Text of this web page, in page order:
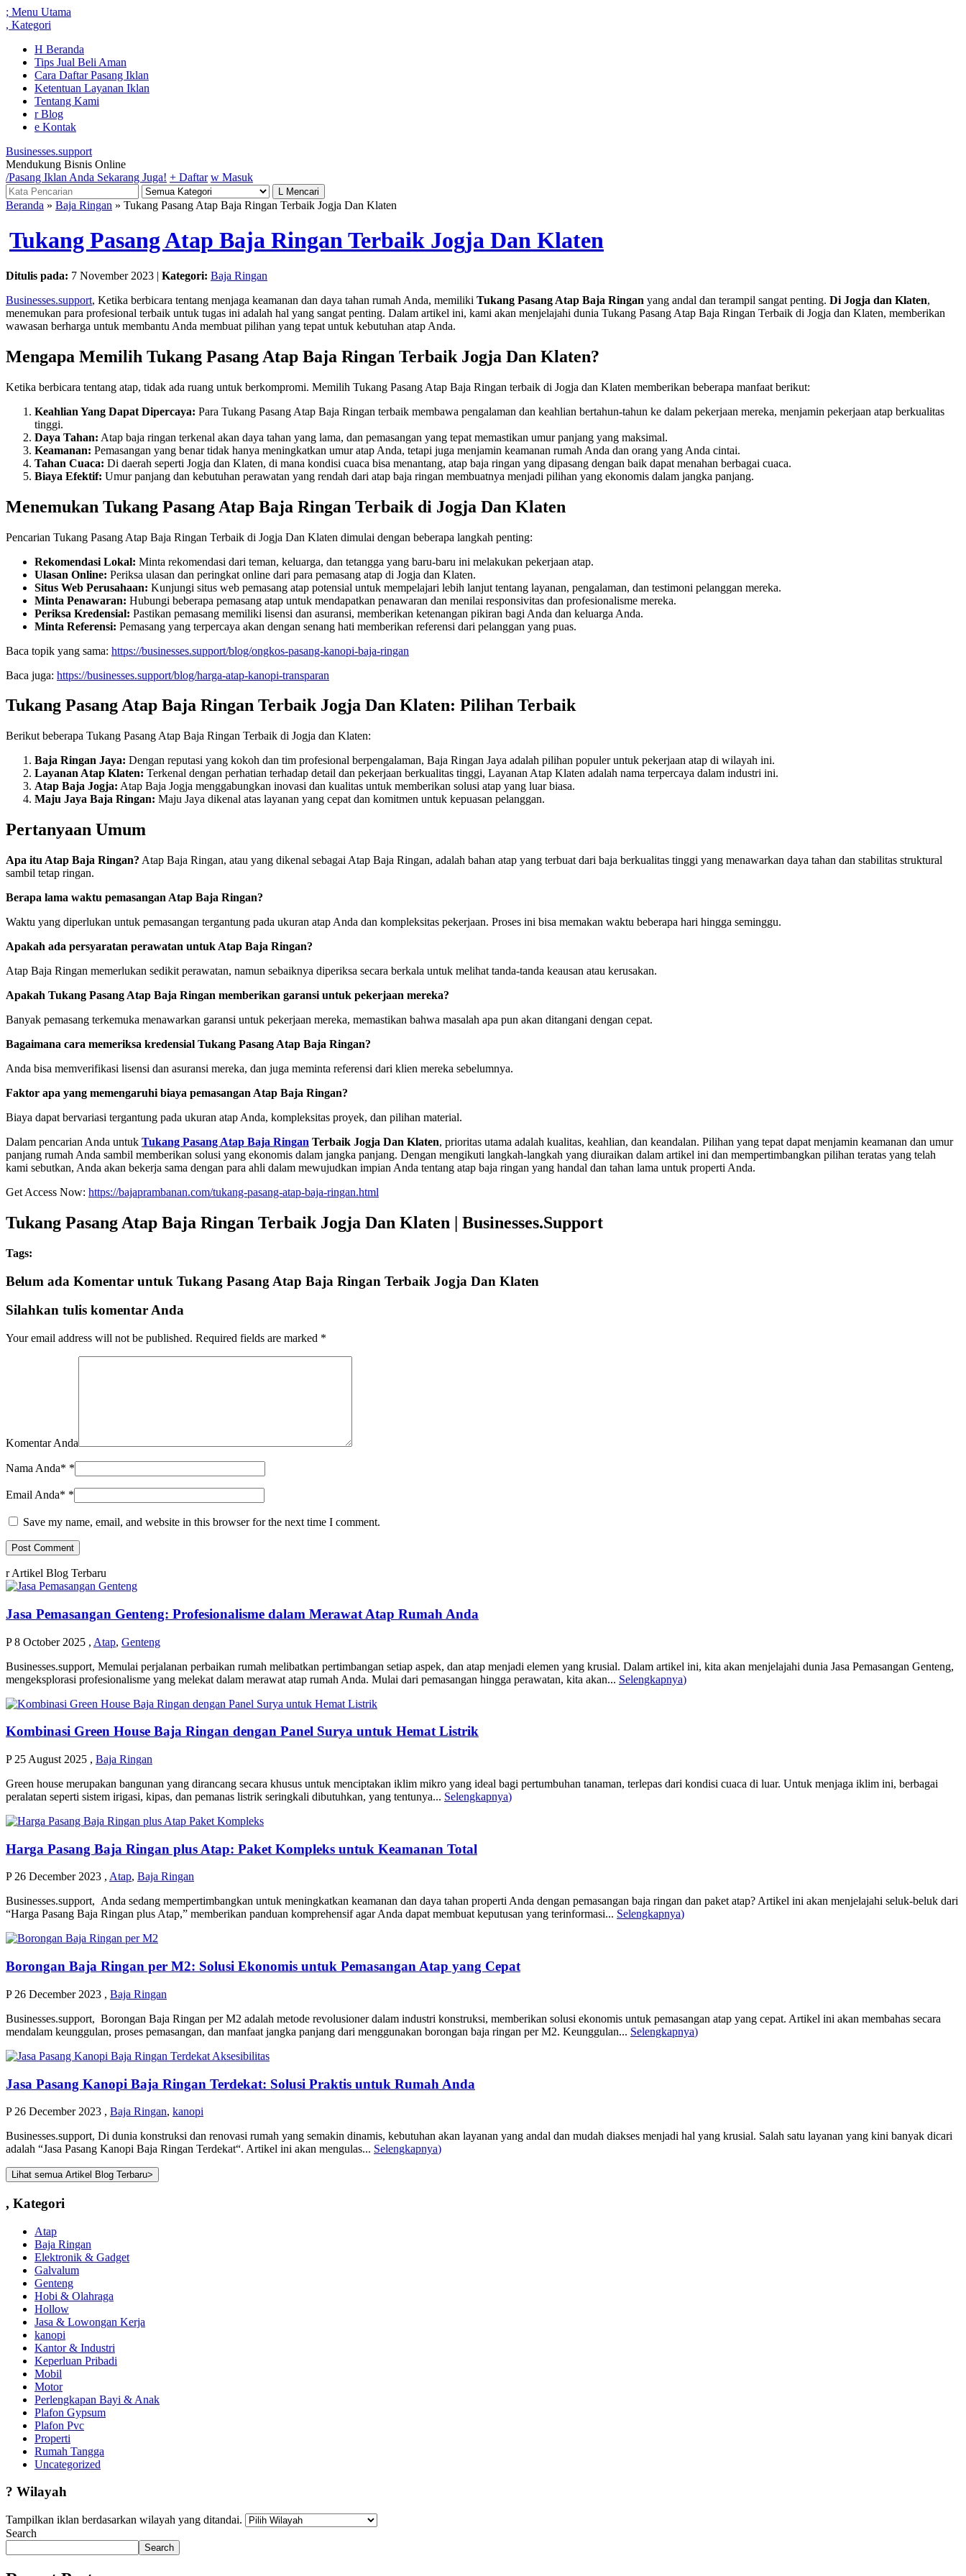
; Menu Utama
, Kategori
H Beranda
Tips Jual Beli Aman
Cara Daftar Pasang Iklan
Ketentuan Layanan Iklan
Tentang Kami
rBlog
e Kontak
Businesses.support
Mendukung Bisnis Online
/Pasang Iklan Anda Sekarang Juga! + Daftar w Masuk
L Mencari
Beranda » Baja Ringan » Tukang Pasang Atap Baja Ringan Terbaik Jogja Dan Klaten
Tukang Pasang Atap Baja Ringan Terbaik Jogja Dan Klaten
Ditulis pada: 7 November 2023 | Kategori: Baja Ringan
Businesses.support, Ketika berbicara tentang menjaga keamanan dan daya tahan rumah Anda, memiliki Tukang Pasang Atap Baja Ringan yang andal dan terampil sangat penting. Di Jogja dan Klaten,
menemukan para profesional terbaik untuk tugas ini adalah hal yang sangat penting. Dalam artikel ini, kami akan menjelajahi dunia Tukang Pasang Atap Baja Ringan Terbaik di Jogja dan Klaten, memberikan
wawasan berharga untuk membantu Anda membuat pilihan yang tepat untuk kebutuhan atap Anda.
Mengapa Memilih Tukang Pasang Atap Baja Ringan Terbaik Jogja Dan Klaten?
Ketika berbicara tentang atap, tidak ada ruang untuk berkompromi. Memilih Tukang Pasang Atap Baja Ringan terbaik di Jogja dan Klaten memberikan beberapa manfaat berikut:
Keahlian Yang Dapat Dipercaya: Para Tukang Pasang Atap Baja Ringan terbaik membawa pengalaman dan keahlian bertahun-tahun ke dalam pekerjaan mereka, menjamin pekerjaan atap berkualitas
tinggi.
Daya Tahan: Atap baja ringan terkenal akan daya tahan yang lama, dan pemasangan yang tepat memastikan umur panjang yang maksimal.
Keamanan: Pemasangan yang benar tidak hanya meningkatkan umur atap Anda, tetapi juga menjamin keamanan rumah Anda dan orang yang Anda cintai.
Tahan Cuaca: Di daerah seperti Jogja dan Klaten, di mana kondisi cuaca bisa menantang, atap baja ringan yang dipasang dengan baik dapat menahan berbagai cuaca.
Biaya Efektif: Umur panjang dan kebutuhan perawatan yang rendah dari atap baja ringan membuatnya menjadi pilihan yang ekonomis dalam jangka panjang.
Menemukan Tukang Pasang Atap Baja Ringan Terbaik di Jogja Dan Klaten
Pencarian Tukang Pasang Atap Baja Ringan Terbaik di Jogja Dan Klaten dimulai dengan beberapa langkah penting:
Rekomendasi Lokal: Minta rekomendasi dari teman, keluarga, dan tetangga yang baru-baru ini melakukan pekerjaan atap.
Ulasan Online: Periksa ulasan dan peringkat online dari para pemasang atap di Jogja dan Klaten.
Situs Web Perusahaan: Kunjungi situs web pemasang atap potensial untuk mempelajari lebih lanjut tentang layanan, pengalaman, dan testimoni pelanggan mereka.
Minta Penawaran: Hubungi beberapa pemasang atap untuk mendapatkan penawaran dan menilai responsivitas dan profesionalisme mereka.
Periksa Kredensial: Pastikan pemasang memiliki lisensi dan asuransi, memberikan ketenangan pikiran bagi Anda dan keluarga Anda.
Minta Referensi: Pemasang yang terpercaya akan dengan senang hati memberikan referensi dari pelanggan yang puas.
Baca topik yang sama: https://businesses.support/blog/ongkos-pasang-kanopi-baja-ringan
Baca juga: https://businesses.support/blog/harga-atap-kanopi-transparan
Tukang Pasang Atap Baja Ringan Terbaik Jogja Dan Klaten: Pilihan Terbaik
Berikut beberapa Tukang Pasang Atap Baja Ringan Terbaik di Jogja dan Klaten:
Baja Ringan Jaya: Dengan reputasi yang kokoh dan tim profesional berpengalaman, Baja Ringan Jaya adalah pilihan populer untuk pekerjaan atap di wilayah ini.
Layanan Atap Klaten: Terkenal dengan perhatian terhadap detail dan pekerjaan berkualitas tinggi, Layanan Atap Klaten adalah nama terpercaya dalam industri ini.
Atap Baja Jogja: Atap Baja Jogja menggabungkan inovasi dan kualitas untuk memberikan solusi atap yang luar biasa.
Maju Jaya Baja Ringan: Maju Jaya dikenal atas layanan yang cepat dan komitmen untuk kepuasan pelanggan.
Pertanyaan Umum
Apa itu Atap Baja Ringan? Atap Baja Ringan, atau yang dikenal sebagai Atap Baja Ringan, adalah bahan atap yang terbuat dari baja berkualitas tinggi yang menawarkan daya tahan dan stabilitas struktural
sambil tetap ringan.
Berapa lama waktu pemasangan Atap Baja Ringan?
Waktu yang diperlukan untuk pemasangan tergantung pada ukuran atap Anda dan kompleksitas pekerjaan. Proses ini bisa memakan waktu beberapa hari hingga seminggu.
Apakah ada persyaratan perawatan untuk Atap Baja Ringan?
Atap Baja Ringan memerlukan sedikit perawatan, namun sebaiknya diperiksa secara berkala untuk melihat tanda-tanda keausan atau kerusakan.
Apakah Tukang Pasang Atap Baja Ringan memberikan garansi untuk pekerjaan mereka?
Banyak pemasang terkemuka menawarkan garansi untuk pekerjaan mereka, memastikan bahwa masalah apa pun akan ditangani dengan cepat.
Bagaimana cara memeriksa kredensial Tukang Pasang Atap Baja Ringan?
Anda bisa memverifikasi lisensi dan asuransi mereka, dan juga meminta referensi dari klien mereka sebelumnya.
Faktor apa yang memengaruhi biaya pemasangan Atap Baja Ringan?
Biaya dapat bervariasi tergantung pada ukuran atap Anda, kompleksitas proyek, dan pilihan material.
Dalam pencarian Anda untuk Tukang Pasang Atap Baja Ringan Terbaik Jogja Dan Klaten, prioritas utama adalah kualitas, keahlian, dan keandalan. Pilihan yang tepat dapat menjamin keamanan dan umur
panjang rumah Anda sambil memberikan solusi yang ekonomis dalam jangka panjang. Dengan mengikuti langkah-langkah yang diuraikan dalam artikel ini dan mempertimbangkan pilihan teratas yang telah
kami sebutkan, Anda akan bekerja sama dengan para ahli dalam mewujudkan impian Anda tentang atap baja ringan yang handal dan tahan lama untuk properti Anda.
Get Access Now: https://bajaprambanan.com/tukang-pasang-atap-baja-ringan.html
Tukang Pasang Atap Baja Ringan Terbaik Jogja Dan Klaten | Businesses.Support
Tags:
Belum ada Komentar untuk Tukang Pasang Atap Baja Ringan Terbaik Jogja Dan Klaten
Silahkan tulis komentar Anda
Your email address will not be published. Required fields are marked *
Komentar Anda
Nama Anda* *
Email Anda* *
Save my name, email, and website in this browser for the next time I comment.
rArtikel Blog Terbaru
Jasa Pemasangan Genteng: Profesionalisme dalam Merawat Atap Rumah Anda
P8 October 2025 , Atap, Genteng
Businesses.support, Memulai perjalanan perbaikan rumah melibatkan pertimbangan setiap aspek, dan atap menjadi elemen yang krusial. Dalam artikel ini, kita akan menjelajahi dunia Jasa Pemasangan Genteng,
mengeksplorasi profesionalisme yang melekat dalam merawat atap rumah Anda. Mulai dari pemasangan hingga perawatan, kita akan... Selengkapnya)
Kombinasi Green House Baja Ringan dengan Panel Surya untuk Hemat Listrik
P25 August 2025 , Baja Ringan
Green house merupakan bangunan yang dirancang secara khusus untuk menciptakan iklim mikro yang ideal bagi pertumbuhan tanaman, terlepas dari kondisi cuaca di luar. Untuk menjaga iklim ini, berbagai
peralatan seperti sistem irigasi, kipas, dan pemanas listrik seringkali dibutuhkan, yang tentunya... Selengkapnya)
Harga Pasang Baja Ringan plus Atap: Paket Kompleks untuk Keamanan Total
P26 December 2023 , Atap, Baja Ringan
Businesses.support, Anda sedang mempertimbangkan untuk meningkatkan keamanan dan daya tahan properti Anda dengan pemasangan baja ringan dan paket atap? Artikel ini akan menjelajahi seluk-beluk dari
“Harga Pasang Baja Ringan plus Atap,” memberikan panduan komprehensif agar Anda dapat membuat keputusan yang terinformasi... Selengkapnya)
Borongan Baja Ringan per M2: Solusi Ekonomis untuk Pemasangan Atap yang Cepat
P26 December 2023 , Baja Ringan
Businesses.support, Borongan Baja Ringan per M2 adalah metode revolusioner dalam industri konstruksi, memberikan solusi ekonomis untuk pemasangan atap yang cepat. Artikel ini akan membahas secara
mendalam keunggulan, proses pemasangan, dan manfaat jangka panjang dari menggunakan borongan baja ringan per M2. Keunggulan... Selengkapnya)
Jasa Pasang Kanopi Baja Ringan Terdekat: Solusi Praktis untuk Rumah Anda
P26 December 2023 , Baja Ringan, kanopi
Businesses.support, Di dunia konstruksi dan renovasi rumah yang semakin dinamis, kebutuhan akan layanan yang andal dan mudah diakses menjadi hal yang krusial. Salah satu layanan yang kini banyak dicari
adalah “Jasa Pasang Kanopi Baja Ringan Terdekat“. Artikel ini akan mengulas... Selengkapnya)
Lihat semua Artikel Blog Terbaru>
, Kategori
Atap
Baja Ringan
Elektronik & Gadget
Galvalum
Genteng
Hobi & Olahraga
Hollow
Jasa & Lowongan Kerja
kanopi
Kantor & Industri
Keperluan Pribadi
Mobil
Motor
Perlengkapan Bayi & Anak
Plafon Gypsum
Plafon Pvc
Properti
Rumah Tangga
Uncategorized
? Wilayah
Tampilkan iklan berdasarkan wilayah yang ditandai.
Search
Search